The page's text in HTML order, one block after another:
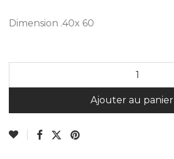
Dimension .40x 60
Ajouter au panier